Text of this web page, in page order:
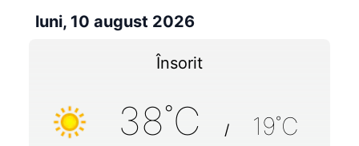
luni, 10 august 2026
Însorit
38˚C / 19˚C